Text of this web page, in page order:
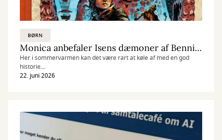
BØRN
Monica anbefaler Isens dæmoner af Benni Bødker
Her i sommervarmen kan det være rart at køle af med en god
historie…
22. juni 2026